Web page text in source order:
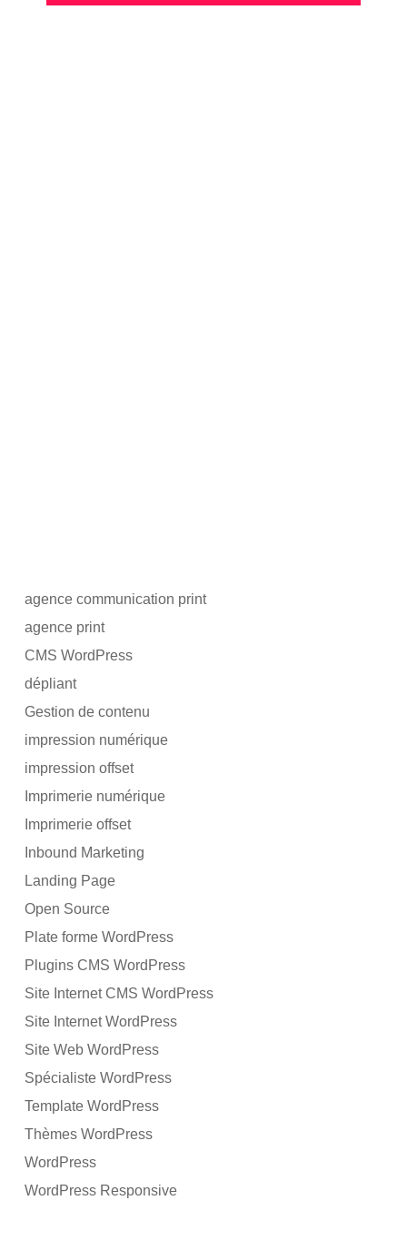
agence communication print
agence print
CMS WordPress
dépliant
Gestion de contenu
impression numérique
impression offset
Imprimerie numérique
Imprimerie offset
Inbound Marketing
Landing Page
Open Source
Plate forme WordPress
Plugins CMS WordPress
Site Internet CMS WordPress
Site Internet WordPress
Site Web WordPress
Spécialiste WordPress
Template WordPress
Thèmes WordPress
WordPress
WordPress Responsive